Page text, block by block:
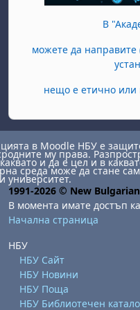
В
можете да направите
нещо е етично или
в Moodle НБУ е
му права.
и да е цел и в
среда може да стане
университет.
1991-2026 © New
В момента имате достъп
Начална страница
НБУ
НБУ Сайт
НБУ Новини
НБУ Поща
НБУ Библиотечен